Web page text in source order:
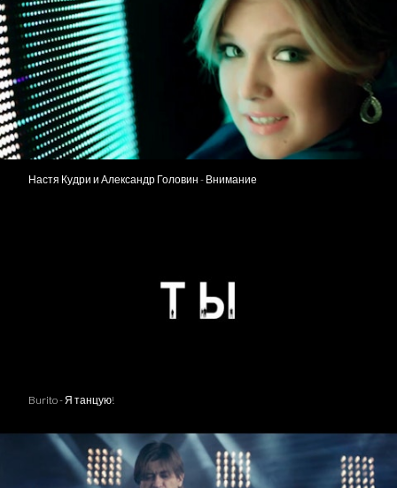
Настя Кудри и Александр Головин - Внимание
Burito - Я танцую!